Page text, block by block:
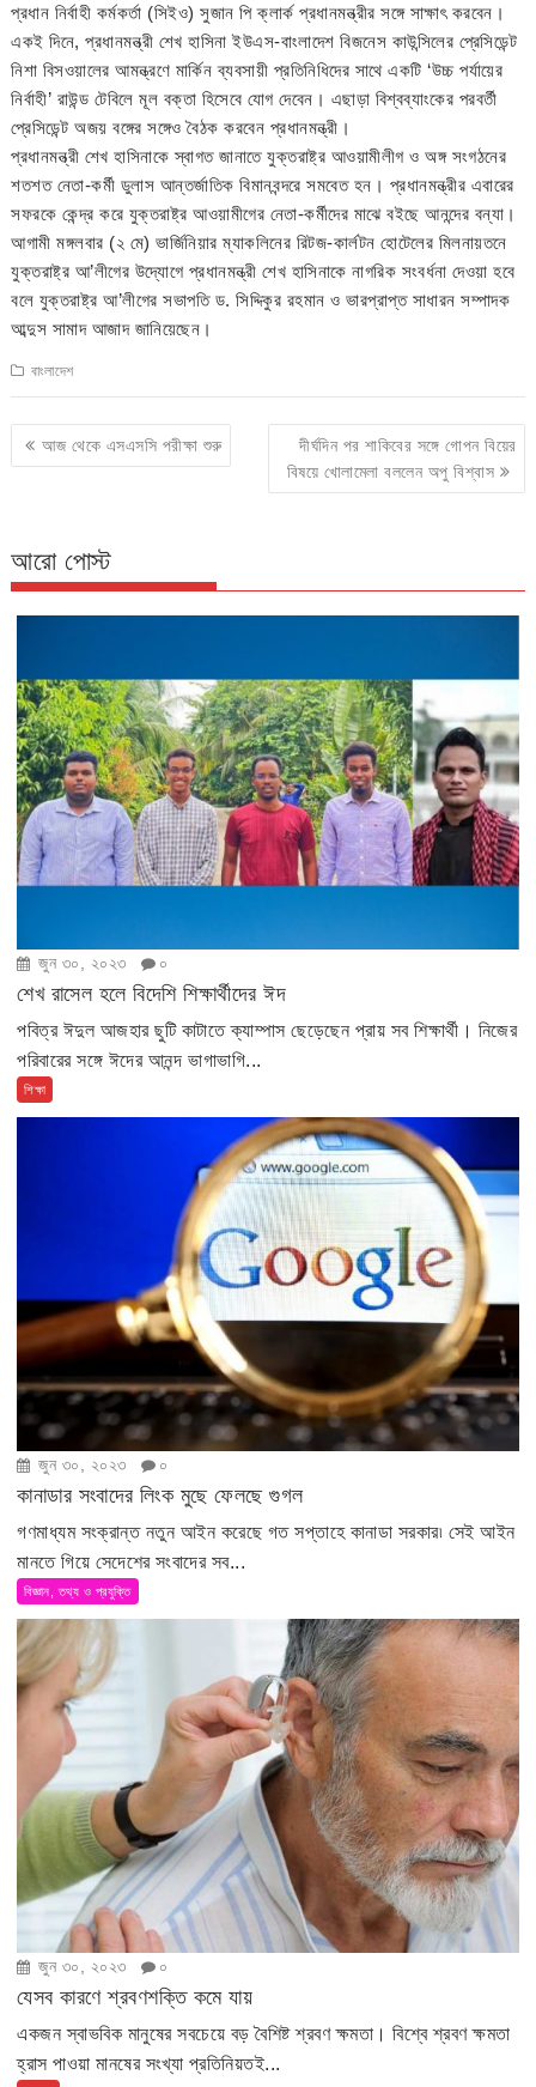
প্রধান নির্বাহী কর্মকর্তা (সিইও) সুজান পি ক্লার্ক প্রধানমন্ত্রীর সঙ্গে সাক্ষাৎ করবেন।
একই দিনে, প্রধানমন্ত্রী শেখ হাসিনা ইউএস-বাংলাদেশ বিজনেস কাউন্সিলের প্রেসিডেন্ট
নিশা বিসওয়ালের আমন্ত্রণে মার্কিন ব্যবসায়ী প্রতিনিধিদের সাথে একটি ‘উচ্চ পর্যায়ের
নির্বাহী’ রাউন্ড টেবিলে মূল বক্তা হিসেবে যোগ দেবেন। এছাড়া বিশ্বব্যাংকের পরবর্তী
প্রেসিডেন্ট অজয় বঙ্গের সঙ্গেও বৈঠক করবেন প্রধানমন্ত্রী।
প্রধানমন্ত্রী শেখ হাসিনাকে স্বাগত জানাতে যুক্তরাষ্ট্র আওয়ামীলীগ ও অঙ্গ সংগঠনের
শতশত নেতা-কর্মী ডুলাস আন্তর্জাতিক বিমানবন্দরে সমবেত হন। প্রধানমন্ত্রীর এবারের
সফরকে কেন্দ্র করে যুক্তরাষ্ট্র আওয়ামীগের নেতা-কর্মীদের মাঝে বইছে আনন্দের বন্যা।
আগামী মঙ্গলবার (২ মে) ভার্জিনিয়ার ম্যাকলিনের রিটজ-কার্লটন হোটেলের মিলনায়তনে
যুক্তরাষ্ট্র আ’লীগের উদ্যোগে প্রধানমন্ত্রী শেখ হাসিনাকে নাগরিক সংবর্ধনা দেওয়া হবে
বলে যুক্তরাষ্ট্র আ’লীগের সভাপতি ড. সিদ্দিকুর রহমান ও ভারপ্রাপ্ত সাধারন সম্পাদক
আব্দুস সামাদ আজাদ জানিয়েছেন।
বাংলাদেশ
Post
navigation
আজ থেকে এসএসসি পরীক্ষা শুরু
দীর্ঘদিন পর শাকিবের সঙ্গে গোপন বিয়ের
বিষয়ে খোলামেলা বললেন অপু বিশ্বাস
আরো পোস্ট
জুন ৩০, ২০২৩ ০
শেখ রাসেল হলে বিদেশি শিক্ষার্থীদের ঈদ
পবিত্র ঈদুল আজহার ছুটি কাটাতে ক্যাম্পাস ছেড়েছেন প্রায় সব শিক্ষার্থী। নিজের
পরিবারের সঙ্গে ঈদের আনন্দ ভাগাভাগি...
শিক্ষা
জুন ৩০, ২০২৩ ০
কানাডার সংবাদের লিংক মুছে ফেলছে গুগল
গণমাধ্যম সংক্রান্ত নতুন আইন করেছে গত সপ্তাহে কানাডা সরকার৷ সেই আইন
মানতে গিয়ে সেদেশের সংবাদের সব...
বিজ্ঞান, তথ্য ও প্রযুক্তি
জুন ৩০, ২০২৩ ০
যেসব কারণে শ্রবণশক্তি কমে যায়
একজন স্বাভবিক মানুষের সবচেয়ে বড় বৈশিষ্ট শ্রবণ ক্ষমতা। বিশ্বে শ্রবণ ক্ষমতা
হ্রাস পাওয়া মানষের সংখ্যা প্রতিনিয়তই...